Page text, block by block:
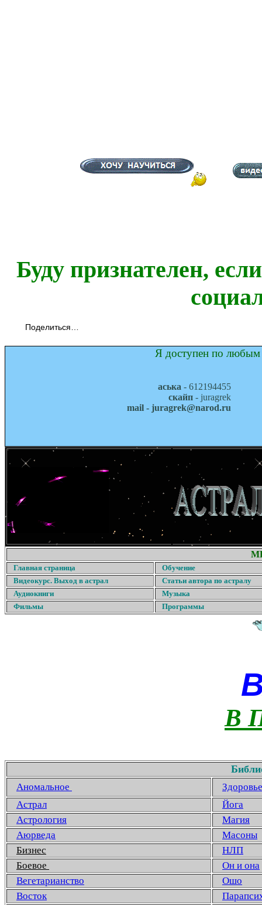
Буду признателен,
Поделиться…
Я доступен по любым
аська - 612194455
скайп - juragrek
mail - juragrek@narod.ru
Главная страница
Обучение
Видеокурс. Выход в астрал
Статьи автора по астралу
Аудиокниги
Музыка
Фильмы
Программы
В
Аномальное
Здоровье
Астрал
Йога
Астрология
Магия
Аюрведа
Масоны
Бизнес
НЛП
Боевое
Он и она
Вегетарианство
Ошо
Восток